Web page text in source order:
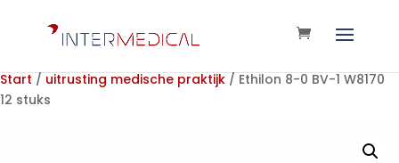
Start / uitrusting medische praktijk / Ethilon 8-0 BV-1 W8170
12 stuks